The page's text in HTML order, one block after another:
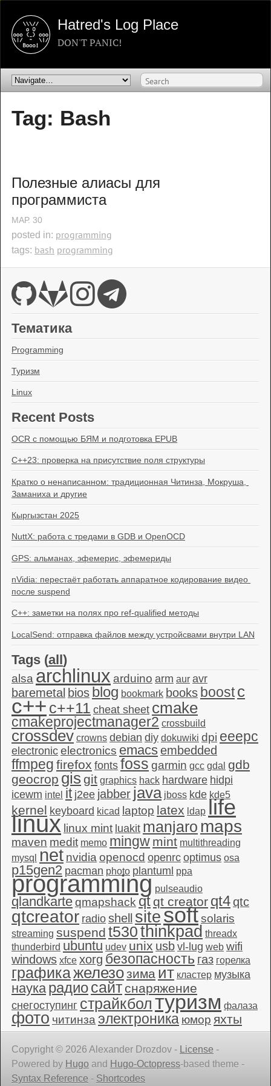
Hatred's Log Place
DON'T PANIC!
Tag: Bash
Полезные алиасы для
программиста
МАР. 30
posted in: programming
tags: bash programming
Тематика
Programming
Туризм
Linux
Recent Posts
OCR с помощью БЯМ и подготовка EPUB
C++23: проверка на присутствие поля структуры
Кратко о ненаписанном: традиционная Читинза, Мокруша,
Заманиха и другие
Кыргызстан 2025
NuttX: работа с тредами в GDB и OpenOCD
GPS: альманах, эфемерис, эфемериды
nVidia: перестаёт работать аппаратное кодирование видео
после suspend
C++: заметки на полях про ref-qualified методы
LocalSend: отправка файлов между устройсвами внутри LAN
Tags (all)
alsa archlinux arduino arm aur avr
baremetal bios blog bookmark books boost c
c++c++11 cheat sheet cmake
cmakeprojectmanager2 crossbuild
crossdev crowns debian diy dokuwiki dpi eeepc
electronic electronics emacsembedded
ffmpeg firefox fonts foss garmin gcc gdal gdb
geocrop gis git graphics hack hardware hidpi
icewm intel it j2ee jabber java jboss kde kde5
kernel keyboard kicad laptop latex ldap life
linux linux mint luakit manjaro maps
maven medit memo mingw mint multithreading
mysql
net nvidia openocd openrc optimus osa
p15gen2 pacman photo plantuml ppa
programming pulseaudio
qlandkarteqmapshack qt qt creator qt4qtc
qtcreator radio shell sitesoftsolaris
streaming suspend t530thinkpad threadx
thunderbird ubuntu udev unix usb vl-lug web wifi
windows xfce xorg безопасность газ горелка
графикажелезозима ит кластер музыка
наука радиосайт снаряжение
снегоступинг страйкбол туризм фалаза
фото читинза электроника юмор яхты
Copyright © 2026 Alexander Drozdov - License -
Powered by Hugo and Hugo-Octopress-based theme -
Syntax Reference - Shortcodes